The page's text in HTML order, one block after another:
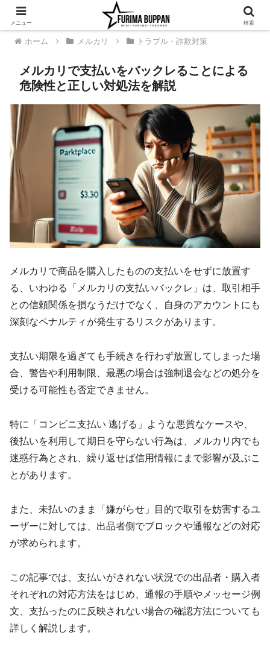
ホーム メルカリ トラブル・詐欺対策
メルカリで支払いをバックレることによる
危険性と正しい対処法を解説
メルカリで商品を購入したものの支払いをせずに放置す
る、いわゆる「メルカリの支払いバックレ」は、取引相手
との信頼関係を損なうだけでなく、自身のアカウントにも
深刻なペナルティが発生するリスクがあります。
支払い期限を過ぎても手続きを行わず放置してしまった場
合、警告や利用制限、最悪の場合は強制退会などの処分を
受ける可能性も否定できません。
特に「コンビニ支払い 逃げる」ような悪質なケースや、
後払いを利用して期日を守らない行為は、メルカリ内でも
迷惑行為とされ、繰り返せば信用情報にまで影響が及ぶこ
とがあります。
また、未払いのまま「嫌がらせ」目的で取引を妨害するユ
ーザーに対しては、出品者側でブロックや通報などの対応
が求められます。
この記事では、支払いがされない状況での出品者・購入者
それぞれの対応方法をはじめ、通報の手順やメッセージ例
文、支払ったのに反映されない場合の確認方法についても
詳しく解説します。
メニュー 検索